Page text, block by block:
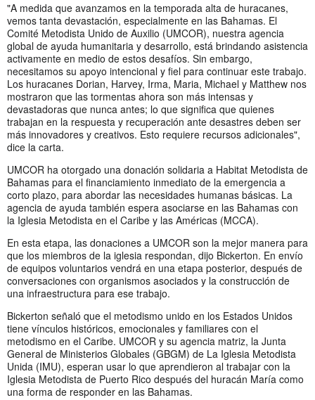
"A medida que avanzamos en la temporada alta de huracanes,
vemos tanta devastación, especialmente en las Bahamas. El
Comité Metodista Unido de Auxilio (UMCOR), nuestra agencia
global de ayuda humanitaria y desarrollo, está brindando asistencia
activamente en medio de estos desafíos. Sin embargo,
necesitamos su apoyo intencional y fiel para continuar este trabajo.
Los huracanes Dorian, Harvey, Irma, Maria, Michael y Matthew nos
mostraron que las tormentas ahora son más intensas y
devastadoras que nunca antes; lo que significa que quienes
trabajan en la respuesta y recuperación ante desastres deben ser
más innovadores y creativos. Esto requiere recursos adicionales",
dice la carta.
UMCOR ha otorgado una donación solidaria a Habitat Metodista de
Bahamas para el financiamiento inmediato de la emergencia a
corto plazo, para abordar las necesidades humanas básicas. La
agencia de ayuda también espera asociarse en las Bahamas con
la Iglesia Metodista en el Caribe y las Américas (MCCA).
En esta etapa, las donaciones a UMCOR son la mejor manera para
que los miembros de la iglesia respondan, dijo Bickerton. En envío
de equipos voluntarios vendrá en una etapa posterior, después de
conversaciones con organismos asociados y la construcción de
una infraestructura para ese trabajo.
Bickerton señaló que el metodismo unido en los Estados Unidos
tiene vínculos históricos, emocionales y familiares con el
metodismo en el Caribe. UMCOR y su agencia matriz, la Junta
General de Ministerios Globales (GBGM) de La Iglesia Metodista
Unida (IMU), esperan usar lo que aprendieron al trabajar con la
Iglesia Metodista de Puerto Rico después del huracán María como
una forma de responder en las Bahamas.